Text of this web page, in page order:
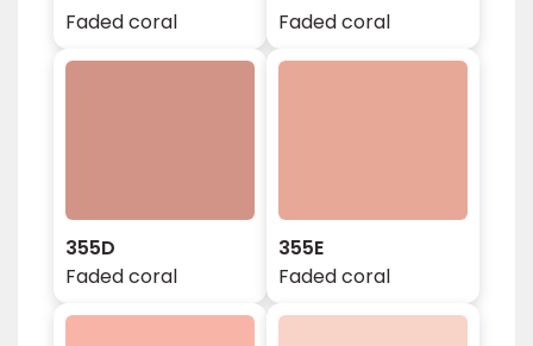
Faded coral
Faded coral
355D
Faded coral
355E
Faded coral